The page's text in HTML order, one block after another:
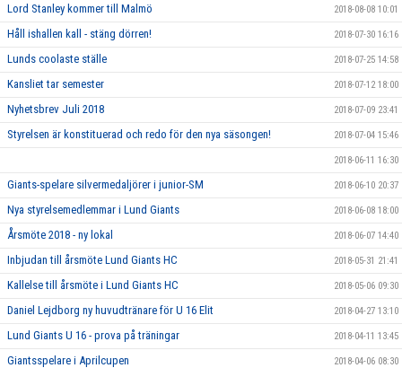
Lord Stanley kommer till Malmö 2018-08-08 10:01
Håll ishallen kall - stäng dörren! 2018-07-30 16:16
Lunds coolaste ställe 2018-07-25 14:58
Kansliet tar semester 2018-07-12 18:00
Nyhetsbrev Juli 2018 2018-07-09 23:41
Styrelsen är konstituerad och redo för den nya säsongen! 2018-07-04 15:46
2018-06-11 16:30
Giants-spelare silvermedaljörer i junior-SM 2018-06-10 20:37
Nya styrelsemedlemmar i Lund Giants 2018-06-08 18:00
Årsmöte 2018 - ny lokal 2018-06-07 14:40
Inbjudan till årsmöte Lund Giants HC 2018-05-31 21:41
Kallelse till årsmöte i Lund Giants HC 2018-05-06 09:30
Daniel Lejdborg ny huvudtränare för U 16 Elit 2018-04-27 13:10
Lund Giants U 16 - prova på träningar 2018-04-11 13:45
Giantsspelare i Aprilcupen 2018-04-06 08:30